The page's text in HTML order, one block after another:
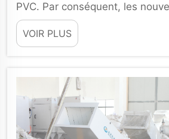
PVC. Par conséquent, les
production telles que les lignes
panneaux de plafond en PVC
mm et 300 mm sont populaires.
VOIR PLUS